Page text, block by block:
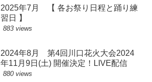
2025年7月 【 各お祭り日程と踊り練
習日 】
883 views
2024年8月 第4回川口花火大会2024
年11月9日(土) 開催決定！LIVE配信
880 views